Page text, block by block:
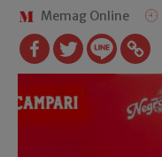
Memag Online